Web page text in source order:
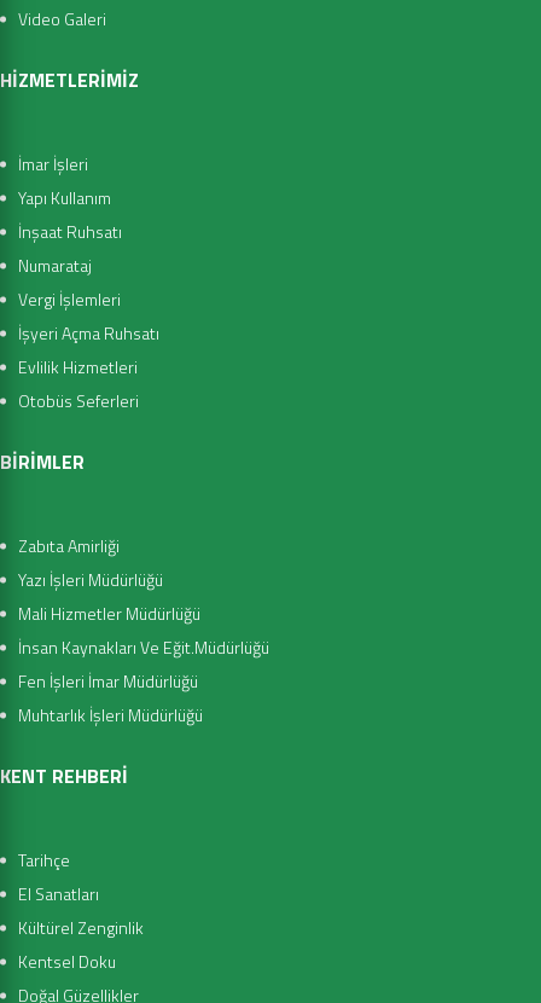
Video Galeri
HİZMETLERİMİZ
İmar İşleri
Yapı Kullanım
İnşaat Ruhsatı
Numarataj
Vergi İşlemleri
İşyeri Açma Ruhsatı
Evlilik Hizmetleri
Otobüs Seferleri
BİRİMLER
Zabıta Amirliği
Yazı İşleri Müdürlüğü
Mali Hizmetler Müdürlüğü
İnsan Kaynakları Ve Eğit.Müdürlüğü
Fen İşleri İmar Müdürlüğü
Muhtarlık İşleri Müdürlüğü
KENT REHBERİ
Tarihçe
El Sanatları
Kültürel Zenginlik
Kentsel Doku
Doğal Güzellikler